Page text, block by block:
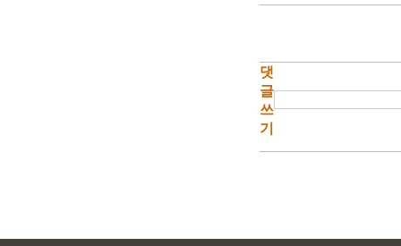
댓
글
쓰
기